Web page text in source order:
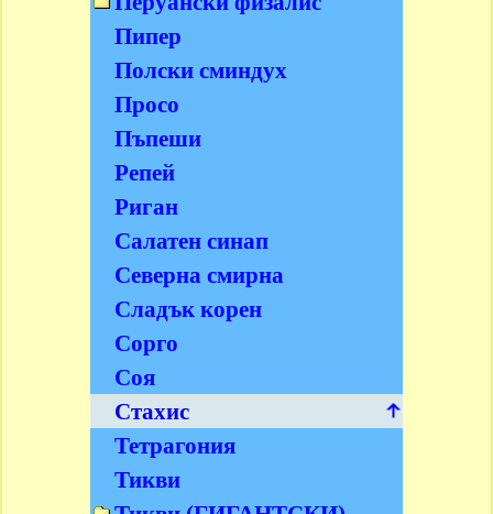
Пипер
Полски сминдух
Просо
Пъпеши
Репей
Риган
Салатен синап
Северна смирна
Сладък корен
Сорго
Соя
Стахис
Тетрагония
Тикви